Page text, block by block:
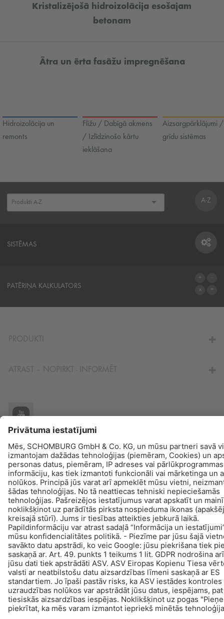
Kristalizējošā hidroizolācija esošajam
betonam
Ātra un ērta fasāžu impregnēšana
Hidroizolācija un
remonts
Flīžu / Dabīgā akmens
/ Izlīdzinošo kārtu
ieklāšana
Aizsargpārklājumi /
grīdu sistēmas
A-Z
SISTĒMAS
PATĒRIŅA KALKULATORS
© Schomburg. Juridiskā informācija | Paziņojums par datu konfidencialitāti | Datu
aizsardzības informācija
Projektēšana & attīstība +| LOUIS INTERNET